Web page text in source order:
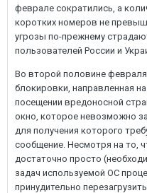
феврале сократились, а
коротких номеров не
угрозы по-прежнему
пользователей России и
Во второй половине
блокировки, направленная
посещении вредоносной
окно, которое невозможно
для получения которого
сообщение. Несмотря на то,
достаточно просто
задач используемой ОС
принудительно